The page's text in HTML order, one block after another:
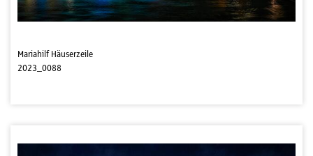
Mariahilf Häuserzeile
2023_0088